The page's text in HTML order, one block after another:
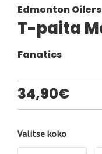
Edmonton Oilers
T-paita
Fanatics
34,90€
Valitse koko